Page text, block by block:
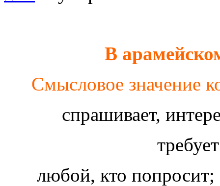
В
Смысловое значение
спрашивает,
любой, кто попросит;